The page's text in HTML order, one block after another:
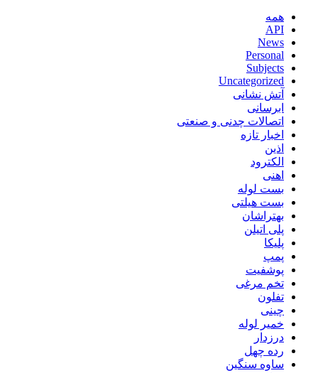
همه
API
News
Personal
Subjects
Uncategorized
آتش نشانی
ابرسانی
اتصالات چدنی و صنعتی
اخبار تازه
اذین
الکترود
اهنی
بست لوله
بست هیلتی
بهتراشان
پلی اتیلن
پلیکا
پمپ
پوشفیت
تخم مرغی
تفلون
چینی
خمیر لوله
درزدار
رده چهل
ساوه سنگین